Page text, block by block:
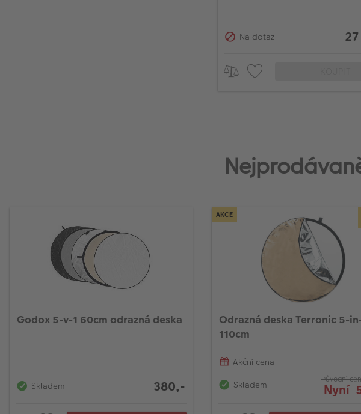
Na dotaz
Godox 5-v-1 60cm odrazná deska
Skladem 380,-
AKCE
Odrazná deska Terronic 5-
110cm
Akční cena
Skladem
Původní
Nyní